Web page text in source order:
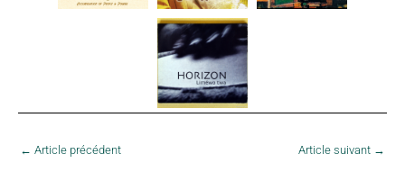
← Article précédent Article suivant →